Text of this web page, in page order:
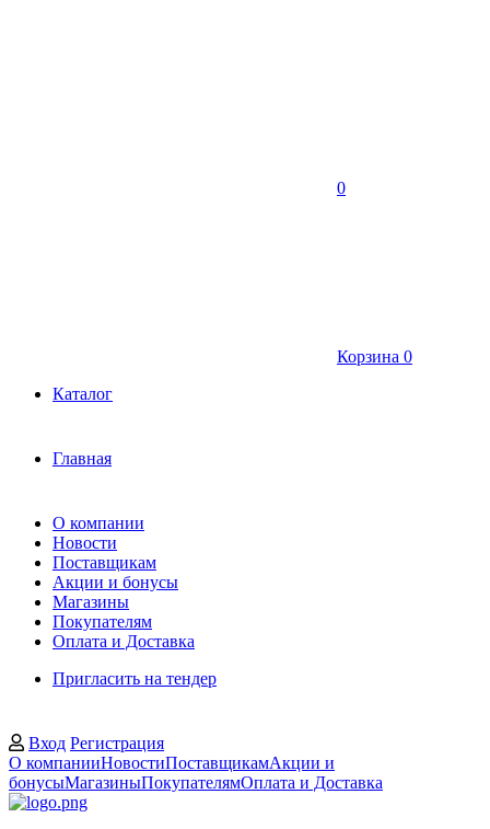
0
Корзина 0
Каталог
Главная
О компании
Новости
Поставщикам
Акции и бонусы
Магазины
Покупателям
Оплата и Доставка
Пригласить на тендер
Вход Регистрация
О компанииНовостиПоставщикамАкции и
бонусыМагазиныПокупателямОплата и Доставка